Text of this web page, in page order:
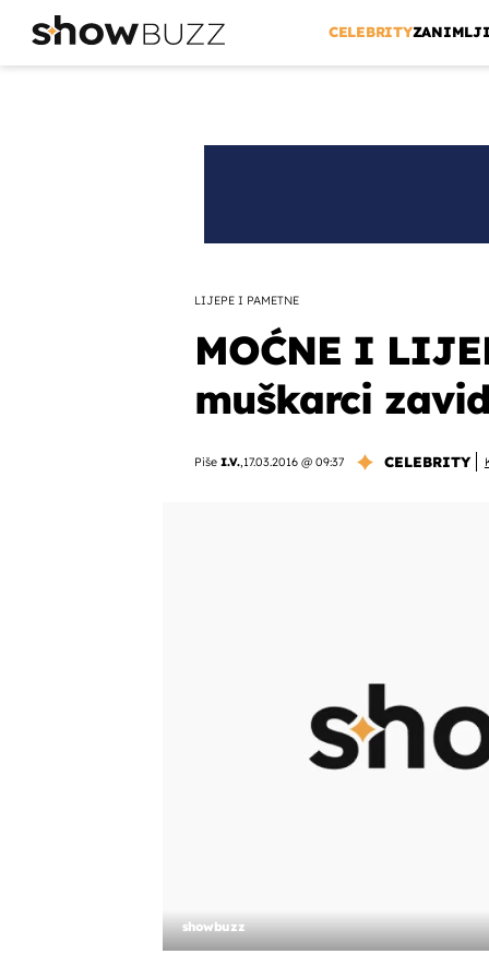
CELEBRITY
LIJEPE I PAMETNE
MOĆNE I
muškarci
Piše I.V.,17.03.2016 @ 09:37 CELEBRITY
showbuzz